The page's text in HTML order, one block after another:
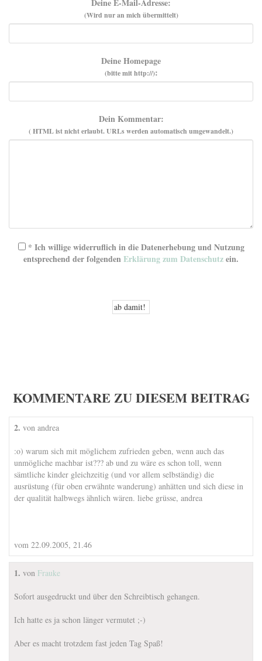
Deine E-Mail-Adresse:
(Wird nur an mich übermittelt)
Deine Homepage
(bitte mit http://):
Dein Kommentar:
( HTML istnichterlaubt. URLs werden automatisch umgewandelt.)
* Ich willige widerruflich in die Datenerhebung und Nutzung
entsprechend der folgendenErklärung zum Datenschutzein.
KOMMENTARE ZU DIESEM BEITRAG
2. von andrea
:o) warum sich mit möglichem zufrieden geben, wenn auch das
unmögliche machbar ist??? ab und zu wäre es schon toll, wenn
sämtliche kinder gleichzeitig (und vor allem selbständig) die
ausrüstung (für oben erwähnte wanderung) anhätten und sich diese in
der qualität halbwegs ähnlich wären. liebe grüsse, andrea
vom 22.09.2005, 21.46
1. von Frauke
Sofort ausgedruckt und über den Schreibtisch gehangen.
Ich hatte es ja schon länger vermutet ;-)
Aber es macht trotzdem fast jeden Tag Spaß!